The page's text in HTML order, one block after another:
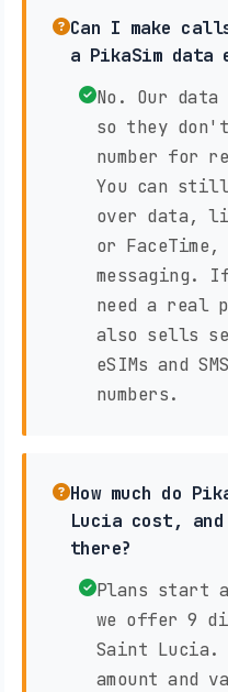
Can I make
a PikaSim data
No. Our
so they
number for
You can
over data,
or
messaging.
need a real
also sells
eSIMs and
numbers.
How much do
Lucia cost, and
there?
Plans start
we offer 9
Saint Lucia.
amount and